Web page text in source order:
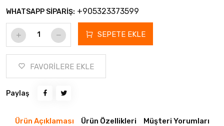
WHATSAPP SİPARİŞ: +905323373599
SEPETE EKLE
FAVORİLERE EKLE
Paylaş
Ürün Açıklaması Ürün Özellikleri Müşteri Yorumları